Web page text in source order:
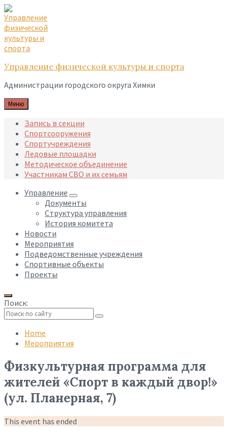
Skip
to
content
Skip
to
main
navigation
Skip
to
footer
Управление физической культуры и спорта
Администрации городского округа Химки
Меню
Запись в секции
Спортсооружения
Спортучреждения
Ледовые площадки
Методическое объединение
Участникам СВО и их семьям
Управление
Документы
Структура управления
История комитета
Новости
Мероприятия
Подведомственные учреждения
Спортивные объекты
Проекты
Поиск:
search
Home
Мероприятия
Физкультурная программа для
жителей «Спорт в каждый двор!»
(ул. Планерная, 7)
This event has ended